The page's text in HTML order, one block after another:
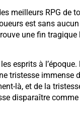
meilleurs RPG de
est sans aucun
une fin tragique
esprits à
tristesse immense
là, et de la
disparaître